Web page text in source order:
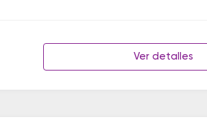
Ver detalles